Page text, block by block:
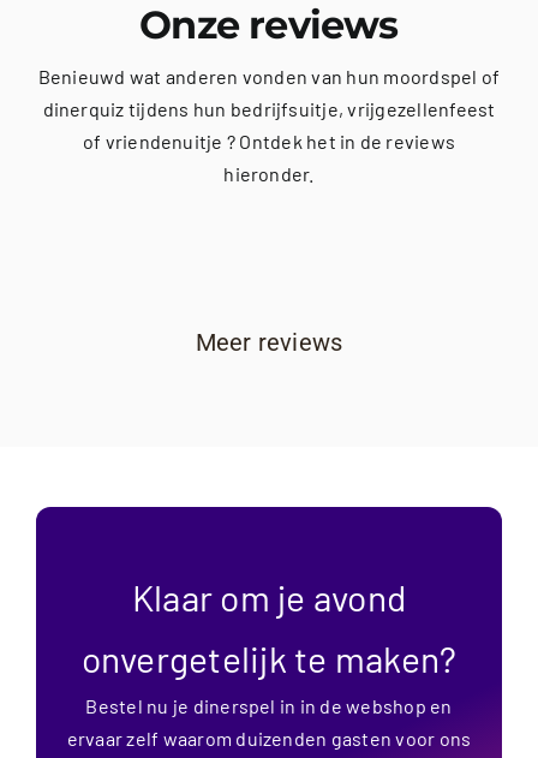
Onze reviews
Benieuwd wat anderen vonden van hun moordspel of
dinerquiz tijdens hun bedrijfsuitje, vrijgezellenfeest
of vriendenuitje ? Ontdek het in de reviews
hieronder.
Meer reviews
Klaar om je avond
onvergetelijk te maken?
Bestel nu je dinerspel in in de webshop en
ervaar zelf waarom duizenden gasten voor ons